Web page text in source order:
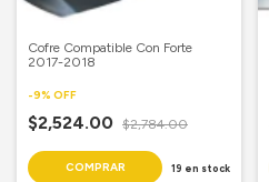
Cofre Compatible Con Forte
2017-2018
-9% OFF
$2,524.00 $2,784.00
19 en stock